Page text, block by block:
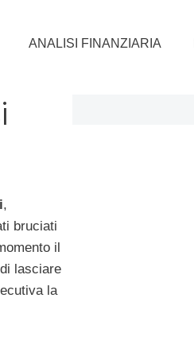
ANALISI FINANZIARIA
,
bruciati
il
lasciare
la